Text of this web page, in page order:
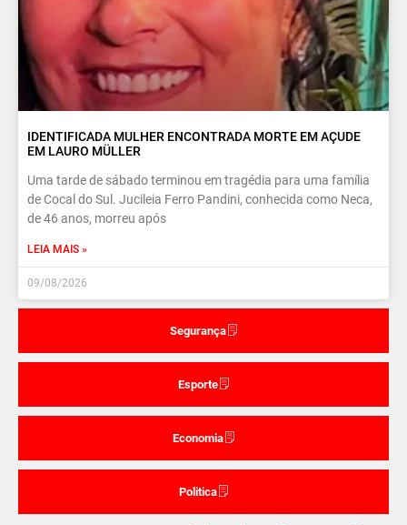
Segurança
Esporte
Economia
Politica
IDENTIFICADA MULHER ENCONTRADA MORTE EM AÇUDE
EM LAURO MÜLLER
Uma tarde de sábado terminou em tragédia para uma família
de Cocal do Sul. Jucileia Ferro Pandini, conhecida como Neca,
de 46 anos, morreu após
LEIA MAIS »
09/08/2026